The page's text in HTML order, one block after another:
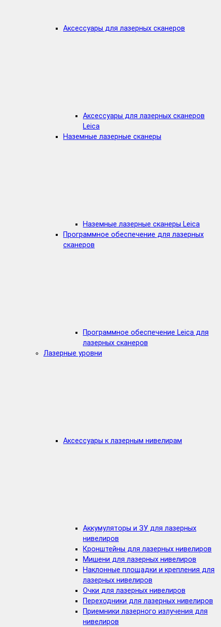
Аксессуары для лазерных сканеров
Аксессуары для лазерных сканеров
Leica
Наземные лазерные сканеры
Наземные лазерные сканеры Leica
Программное обеспечение для лазерных
сканеров
Программное обеспечение Leica для
лазерных сканеров
Лазерные уровни
Аксессуары к лазерным нивелирам
Аккумуляторы и ЗУ для лазерных
нивелиров
Кронштейны для лазерных нивелиров
Мишени для лазерных нивелиров
Наклонные площадки и крепления для
лазерных нивелиров
Очки для лазерных нивелиров
Переходники для лазерных нивелиров
Приемники лазерного излучения для
нивелиров